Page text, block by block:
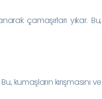
çamaşırları yıkar. Bu,
kumaşların kırışmasını ve